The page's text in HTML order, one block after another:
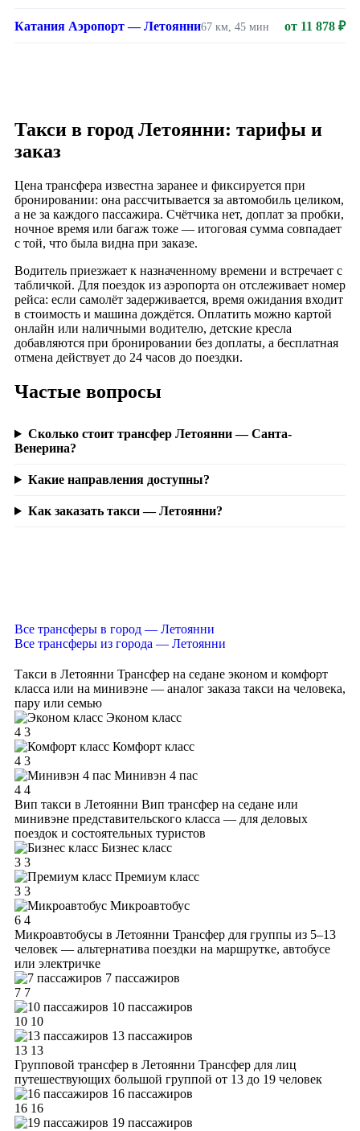
Катания Аэропорт — Летоянни67 км, 45 мин от 11 878 ₽
Такси в город Летоянни: тарифы и
заказ
Цена трансфера известна заранее и фиксируется при
бронировании: она рассчитывается за автомобиль целиком,
а не за каждого пассажира. Счётчика нет, доплат за пробки,
ночное время или багаж тоже — итоговая сумма совпадает
с той, что была видна при заказе.
Водитель приезжает к назначенному времени и встречает с
табличкой. Для поездок из аэропорта он отслеживает номер
рейса: если самолёт задерживается, время ожидания входит
в стоимость и машина дождётся. Оплатить можно картой
онлайн или наличными водителю, детские кресла
добавляются при бронировании без доплаты, а бесплатная
отмена действует до 24 часов до поездки.
Частые вопросы
Сколько стоит трансфер Летоянни — Санта-
Венерина?
Какие направления доступны?
Как заказать такси — Летоянни?
Все трансферы в город — Летоянни
Все трансферы из города — Летоянни
Такси в Летоянни Трансфер на седане эконом и комфорт
класса или на минивэне — аналог заказа такси на человека,
пару или семью
Эконом класс
4 3
Комфорт класс
4 3
Минивэн 4 пас
4 4
Вип такси в Летоянни Вип трансфер на седане или
минивэне представительского класса — для деловых
поездок и состоятельных туристов
Бизнес класс
3 3
Премиум класс
3 3
Микроавтобус
6 4
Микроавтобусы в Летоянни Трансфер для группы из 5–13
человек — альтернатива поездки на маршрутке, автобусе
или электричке
7 пассажиров
7 7
10 пассажиров
10 10
13 пассажиров
13 13
Групповой трансфер в Летоянни Трансфер для лиц
путешествующих большой группой от 13 до 19 человек
16 пассажиров
16 16
19 пассажиров